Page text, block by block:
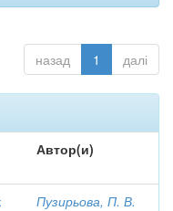
назад 1 далі
Автор(и)
Пузирьова, П. В.